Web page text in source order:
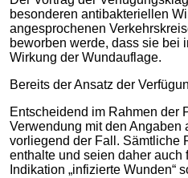
besonderen antibakteriellen
angesprochenen
beworben werde, dass sie bei
Wirkung der Wundauflage.
Bereits der Ansatz der
Entscheidend im Rahmen der
Verwendung mit den
vorliegend der Fall. Sämtliche
enthalte und seien daher
Indikation „infizierte Wunden“